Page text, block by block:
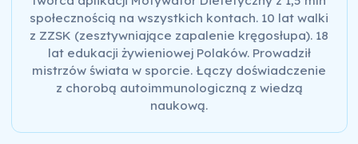
społecznością na wszystkich kontach. 10 lat walki
z ZZSK (zesztywniające zapalenie kręgosłupa). 18
lat edukacji żywieniowej Polaków. Prowadził
mistrzów świata w sporcie. Łączy doświadczenie
z chorobą autoimmunologiczną z wiedzą
naukową.